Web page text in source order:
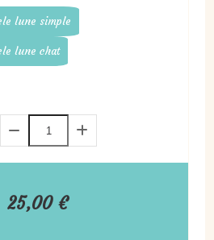
lune simple
lune chat
25,00€